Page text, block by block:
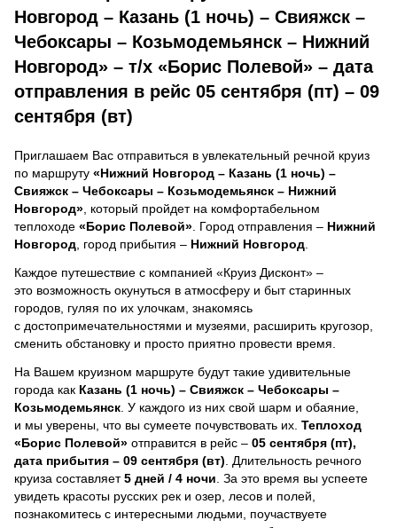
Новгород – Казань (1 ночь) – Свияжск –
Чебоксары – Козьмодемьянск – Нижний
Новгород» – т/х «Борис Полевой» – дата
отправления в рейс 05 сентября (пт) – 09
сентября (вт)
Приглашаем Вас отправиться в увлекательный речной круиз
по маршруту «Нижний Новгород – Казань (1 ночь) –
Свияжск – Чебоксары – Козьмодемьянск – Нижний
Новгород» , который пройдет на комфортабельном
теплоходе «Борис Полевой» . Город отправления – Нижний
Новгород , город прибытия – Нижний Новгород
Каждое путешествие с компанией «Круиз Дисконт» –
это возможность окунуться в атмосферу и быт старинных
городов, гуляя по их улочкам, знакомясь
с достопримечательностями и музеями, расширить кругозор,
сменить обстановку и просто приятно провести время.
На Вашем круизном маршруте будут такие удивительные
города как Казань (1 ночь) – Свияжск – Чебоксары –
Козьмодемьянск . У каждого из них свой шарм и обаяние,
и мы уверены, что вы сумеете почувствовать их. Теплоход
«Борис Полевой» отправится в рейс – 05 сентября (пт),
дата прибытия – 09 сентября (вт) . Длительность речного
круиза составляет5 дней / 4 ночи За это время вы успеете
увидеть красоты русских рек и озер, лесов и полей,
познакомитесь с интересными людьми, поучаствуете